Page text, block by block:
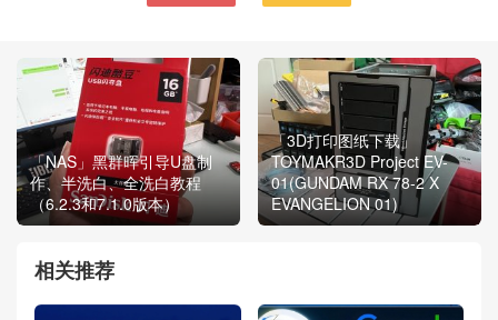
「NAS」黑群晖引导U盘制
作、半洗白、全洗白教程
（6.2.3和7.1.0版本）
「3D打印图纸下载」
TOYMAKR3D Project EV-
01(GUNDAM RX 78-2 X
EVANGELION 01)
相关推荐